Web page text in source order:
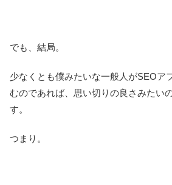
でも、結局。
少なくとも僕みたいな一般人がSEOア
むのであれば、思い切りの良さみたい
す。
つまり。